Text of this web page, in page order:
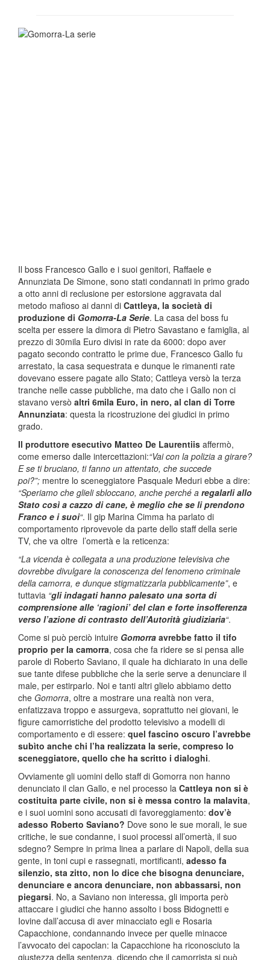
Il boss Francesco Gallo e i suoi genitori, Raffaele e
Annunziata De Simone, sono stati condannati in primo grado
a otto anni di reclusione per estorsione aggravata dal
metodo mafioso ai danni di Cattleya, la società di
produzione di Gomorra-La Serie. La casa del boss fu
scelta per essere la dimora di Pietro Savastano e famiglia, al
prezzo di 30mila Euro divisi in rate da 6000: dopo aver
pagato secondo contratto le prime due, Francesco Gallo fu
arrestato, la casa sequestrata e dunque le rimanenti rate
dovevano essere pagate allo Stato; Cattleya versò la terza
tranche nelle casse pubbliche, ma dato che i Gallo non ci
stavano versò altri 6mila Euro, in nero, al clan di Torre
Annunziata: questa la ricostruzione dei giudici in primo
grado.
Il produttore esecutivo Matteo De Laurentiis affermò,
come emerso dalle intercettazioni:“Vai con la polizia a girare?
E se ti bruciano, ti fanno un attentato, che succede
poi?”; mentre lo sceneggiatore Pasquale Meduri ebbe a dire:
“Speriamo che glieli sbloccano, anche perché a regalarli allo
Stato così a cazzo di cane, è meglio che se li prendono
Franco e i suoi“. Il gip Marina Cimma ha parlato di
comportamento riprovevole da parte dello staff della serie
TV, che va oltre l’omertà e la reticenza:
“La vicenda è collegata a una produzione televisiva che
dovrebbe divulgare la conoscenza del fenomeno criminale
della camorra, e dunque stigmatizzarla pubblicamente”, e
tuttavia “gli indagati hanno palesato una sorta di
comprensione alle ‘ragioni’ del clan e forte insofferenza
verso l’azione di contrasto dell’Autorità giudiziaria“.
Come si può perciò intuire Gomorra avrebbe fatto il tifo
proprio per la camorra, cosa che fa ridere se si pensa alle
parole di Roberto Saviano, il quale ha dichiarato in una delle
sue tante difese pubbliche che la serie serve a denunciare il
male, per estirparlo. Noi e tanti altri glielo abbiamo detto
che Gomorra, oltre a mostrare una realtà non vera,
enfatizzava troppo e assurgeva, soprattutto nei giovani, le
figure camorristiche del prodotto televisivo a modelli di
comportamento e di essere: quel fascino oscuro l’avrebbe
subìto anche chi l’ha realizzata la serie, compreso lo
sceneggiatore, quello che ha scritto i dialoghi.
Ovviamente gli uomini dello staff di Gomorra non hanno
denunciato il clan Gallo, e nel processo la Cattleya non si è
costituita parte civile, non si è messa contro la malavita,
e i suoi uomini sono accusati di favoreggiamento: dov’è
adesso Roberto Saviano? Dove sono le sue morali, le sue
critiche, le sue condanne, i suoi processi all’omertà, il suo
sdegno? Sempre in prima linea a parlare di Napoli, della sua
gente, in toni cupi e rassegnati, mortificanti, adesso fa
silenzio, sta zitto, non lo dice che bisogna denunciare,
denunciare e ancora denunciare, non abbassarsi, non
piegarsi. No, a Saviano non interessa, gli importa però
attaccare i giudici che hanno assolto i boss Bidognetti e
Iovine dall’accusa di aver minacciato egli e Rosaria
Capacchione, condannando invece per quelle minacce
l’avvocato dei capoclan: la Capacchione ha riconosciuto la
giustezza della sentenza, dicendo che il camorrista si può